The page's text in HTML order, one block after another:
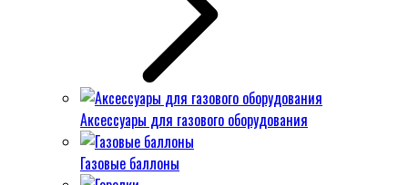
Аксессуары для газового оборудования
Газовые баллоны